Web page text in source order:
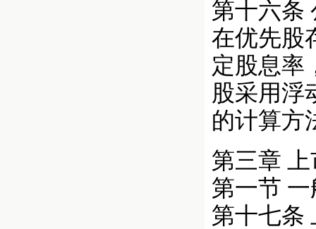
第十六条
在优先股
定股息率
股采用浮
的计算方
第三章
第一节
第十七条